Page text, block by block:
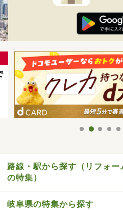
路線・駅から探す（リフォ
の特集）
岐阜県の特集から探す